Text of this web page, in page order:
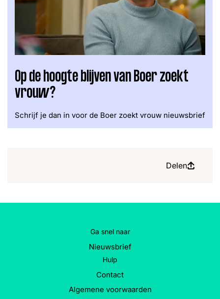
Op de hoogte blijven van Boer zoekt
vrouw?
Schrijf je dan in voor de Boer zoekt vrouw nieuwsbrief
Delen
Ga snel naar
Nieuwsbrief
Hulp
Contact
Algemene voorwaarden